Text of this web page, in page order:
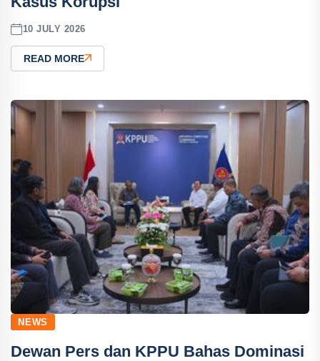
10 JULY 2026
READ MORE
NEWS
Dewan Pers dan KPPU Bahas Dominasi